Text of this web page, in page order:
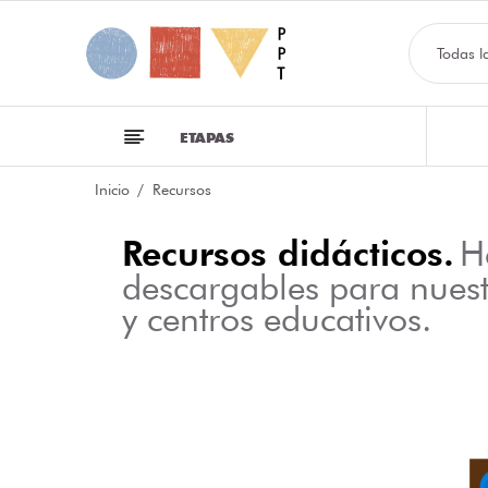
Todas
ETAPAS
Inicio Recursos
Recursos didácticos.
descargables para
y centros educativos.